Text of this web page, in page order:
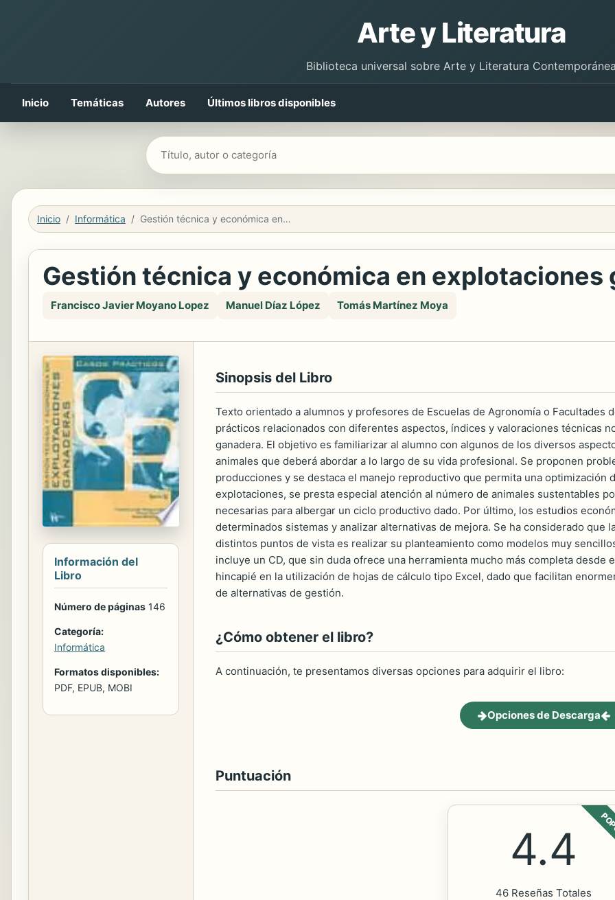
Arte y Literatura
Biblioteca universal sobre Arte y Literatura
Inicio Temáticas Autores Últimos libros disponibles
Buscar libros
Inicio Informática Gestión técnica y económica en explotaciones ganaderas
Gestión técnica y económica en explotaciones
Francisco Javier Moyano Lopez Manuel Díaz López Tomás Martínez Moya
Información del
Libro
Número de páginas 146
Categoría:
Informática
Formatos disponibles:
PDF, EPUB, MOBI
Sinopsis del Libro
Texto orientado a alumnos y profesores de Escuelas de Agronomía o Facultades
prácticos relacionados con diferentes aspectos, índices y valoraciones técnicas
ganadera. El objetivo es familiarizar al alumno con algunos de los diversos
animales que deberá abordar a lo largo de su vida profesional. Se proponen
producciones y se destaca el manejo reproductivo que permita una optimización
explotaciones, se presta especial atención al número de animales sustentables
necesarias para albergar un ciclo productivo dado. Por último, los estudios
determinados sistemas y analizar alternativas de mejora. Se ha considerado que
distintos puntos de vista es realizar su planteamiento como modelos muy
incluye un CD, que sin duda ofrece una herramienta mucho más completa desde
hincapié en la utilización de hojas de cálculo tipo Excel, dado que facilitan
de alternativas de gestión.
¿Cómo obtener el libro?
A continuación, te presentamos diversas opciones para adquirir el libro:
Opciones de Descarga
Puntuación
4.4
46 Reseñas Totales